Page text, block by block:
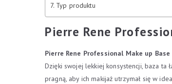
Typ produktu
Pierre Rene
Pierre Rene Professional Make up
Dzięki swojej lekkiej konsystencji, baza
pragną, aby ich makijaż utrzymał się w